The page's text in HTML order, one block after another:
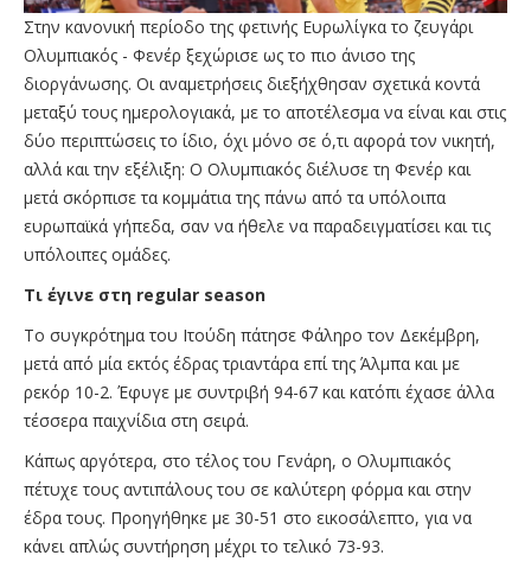
Στην κανονική περίοδο της φετινής Ευρωλίγκα το ζευγάρι
Ολυμπιακός - Φενέρ ξεχώρισε ως το πιο άνισο της
διοργάνωσης. Οι αναμετρήσεις διεξήχθησαν σχετικά κοντά
μεταξύ τους ημερολογιακά, με το αποτέλεσμα να είναι και στις
δύο περιπτώσεις το ίδιο, όχι μόνο σε ό,τι αφορά τον νικητή,
αλλά και την εξέλιξη: Ο Ολυμπιακός διέλυσε τη Φενέρ και
μετά σκόρπισε τα κομμάτια της πάνω από τα υπόλοιπα
ευρωπαϊκά γήπεδα, σαν να ήθελε να παραδειγματίσει και τις
υπόλοιπες ομάδες.
Τι έγινε στη regular season
Το συγκρότημα του Ιτούδη πάτησε Φάληρο τον Δεκέμβρη,
μετά από μία εκτός έδρας τριαντάρα επί της Άλμπα και με
ρεκόρ 10-2. Έφυγε με συντριβή 94-67 και κατόπι έχασε άλλα
τέσσερα παιχνίδια στη σειρά.
Κάπως αργότερα, στο τέλος του Γενάρη, ο Ολυμπιακός
πέτυχε τους αντιπάλους του σε καλύτερη φόρμα και στην
έδρα τους. Προηγήθηκε με 30-51 στο εικοσάλεπτο, για να
κάνει απλώς συντήρηση μέχρι το τελικό 73-93.